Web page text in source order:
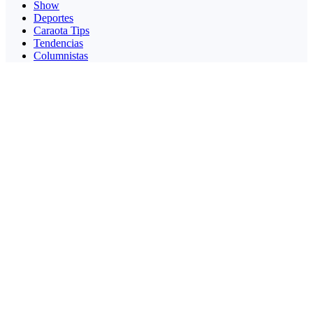
Show
Deportes
Caraota Tips
Tendencias
Columnistas